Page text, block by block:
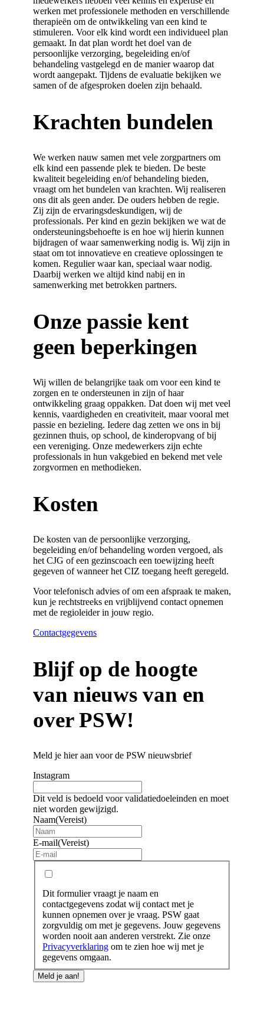
werken met professionele methoden en verschillende
therapieën om de ontwikkeling van een kind te
stimuleren. Voor elk kind wordt een individueel plan
gemaakt. In dat plan wordt het doel van de
persoonlijke verzorging, begeleiding en/of
behandeling vastgelegd en de manier waarop dat
wordt aangepakt. Tijdens de evaluatie bekijken we
samen of de afgesproken doelen zijn behaald.
Krachten bundelen
We werken nauw samen met vele zorgpartners om
elk kind een passende plek te bieden. De beste
kwaliteit begeleiding en/of behandeling bieden,
vraagt om het bundelen van krachten. Wij realiseren
ons dit als geen ander. De ouders hebben de regie.
Zij zijn de ervaringsdeskundigen, wij de
professionals. Per kind en gezin bekijken we wat de
ondersteuningsbehoefte is en hoe wij hierin kunnen
bijdragen of waar samenwerking nodig is. Wij zijn in
staat om tot innovatieve en creatieve oplossingen te
komen. Regulier waar kan, speciaal waar nodig.
Daarbij werken we altijd kind nabij en in
samenwerking met betrokken partners.
Onze passie kent
geen beperkingen
Wij willen de belangrijke taak om voor een kind te
zorgen en te ondersteunen in zijn of haar
ontwikkeling graag oppakken. Dat doen wij met veel
kennis, vaardigheden en creativiteit, maar vooral met
passie en bezieling. Iedere dag zetten we ons in bij
gezinnen thuis, op school, de kinderopvang of bij
een vereniging. Onze medewerkers zijn echte
professionals in hun vakgebied en bekend met vele
zorgvormen en methodieken.
Kosten
De kosten van de persoonlijke verzorging,
begeleiding en/of behandeling worden vergoed, als
het CJG of een gezinscoach een toewijzing heeft
gegeven of wanneer het CIZ toegang heeft geregeld.
Voor telefonisch advies of om een afspraak te maken,
kun je rechtstreeks en vrijblijvend contact opnemen
met de regioleider in jouw regio.
Contactgegevens
Blijf op de hoogte
van nieuws van en
over PSW!
Meld je hier aan voor de PSW nieuwsbrief
Instagram
Dit veld is bedoeld voor validatiedoeleinden en moet
niet worden gewijzigd.
Naam(Vereist)
E-mail(Vereist)
Dit
formulier
vraagt
je
naam
en
contactgegevens
zodat
wij
contact
met
Dit formulier vraagt je naam en
contactgegevens zodat wij contact met je
kunnen opnemen over je vraag. PSW gaat
zorgvuldig om met je gegevens. Jouw gegevens
worden nooit aan anderen verstrekt. Zie onze
Privacyverklaring om te zien hoe wij met je
gegevens omgaan.